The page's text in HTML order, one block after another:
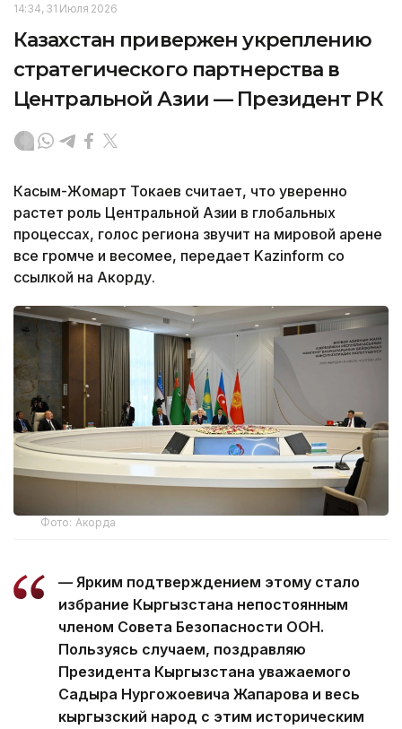
14:34, 31 Июля 2026
Казахстан привержен укреплению
стратегического партнерства в
Центральной Азии — Президент РК
Касым-Жомарт Токаев считает, что уверенно
растет роль Центральной Азии в глобальных
процессах, голос региона звучит на мировой арене
все громче и весомее, передает Kazinform со
ссылкой на Акорду.
Фото: Акорда
— Ярким подтверждением этому стало
избрание Кыргызстана непостоянным
членом Совета Безопасности ООН.
Пользуясь случаем, поздравляю
Президента Кыргызстана уважаемого
Садыра Нургожоевича Жапарова и весь
кыргызский народ с этим историческим